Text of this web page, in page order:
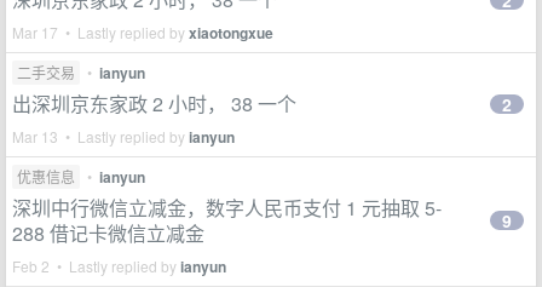
Mar 17 • Lastly replied byxiaotongxue
二手交易 • ianyun
出深圳京东家政 2 小时， 38 一个
Mar 13 • Lastly replied byianyun
2
优惠信息 • ianyun
深圳中行微信立减金，数字人民币支付 1 元抽取 5-
288 借记卡微信立减金
Feb 2 • Lastly replied byianyun
9